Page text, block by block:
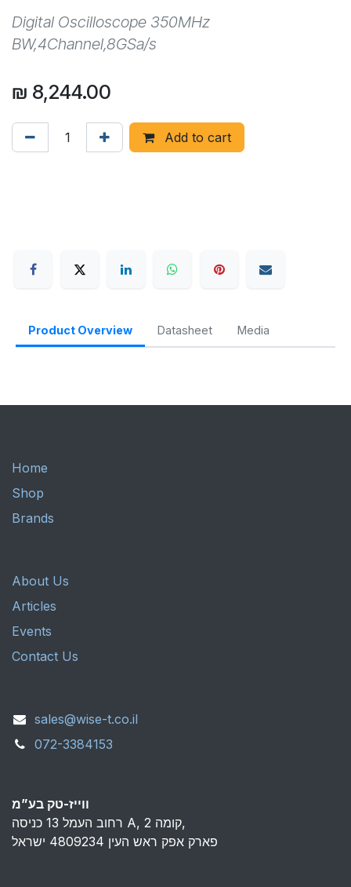
Digital Oscilloscope 350MHz
BW,4Channel,8GSa/s
₪ 8,244.00
Add to cart
Product Overview Datasheet Media
Home
Shop
Brands
About Us
Articles
Events
Contact Us
sales@wise-t.co.il
072-3384153
ווייז-טק בע”מ
רחוב העמל 13 כניסה A, קומה 2,
פארק אפק ראש העין 4809234 ישראל